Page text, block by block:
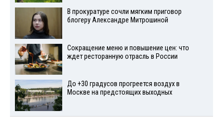
В прокуратуре сочли мягким приговор
блогеру Александре Митрошиной
Сокращение меню и повышение цен: что
ждет ресторанную отрасль в России
До +30 градусов прогреется воздух в
Москве на предстоящих выходных